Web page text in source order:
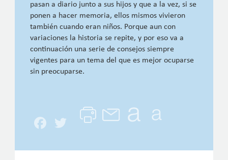
pasan a diario junto a sus hijos y que a la vez, si se
ponen a hacer memoria, ellos mismos vivieron
también cuando eran niños. Porque aun con
variaciones la historia se repite, y por eso va a
continuación una serie de consejos siempre
vigentes para un tema del que es mejor ocuparse
sin preocuparse.
Facebook
Twitter